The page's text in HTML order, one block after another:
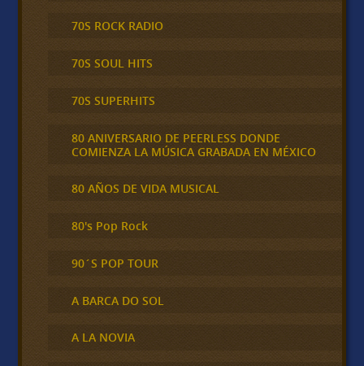
70S ROCK RADIO
70S SOUL HITS
70S SUPERHITS
80 ANIVERSARIO DE PEERLESS DONDE
COMIENZA LA MÚSICA GRABADA EN MÉXICO
80 AÑOS DE VIDA MUSICAL
80's Pop Rock
90´S POP TOUR
A BARCA DO SOL
A LA NOVIA